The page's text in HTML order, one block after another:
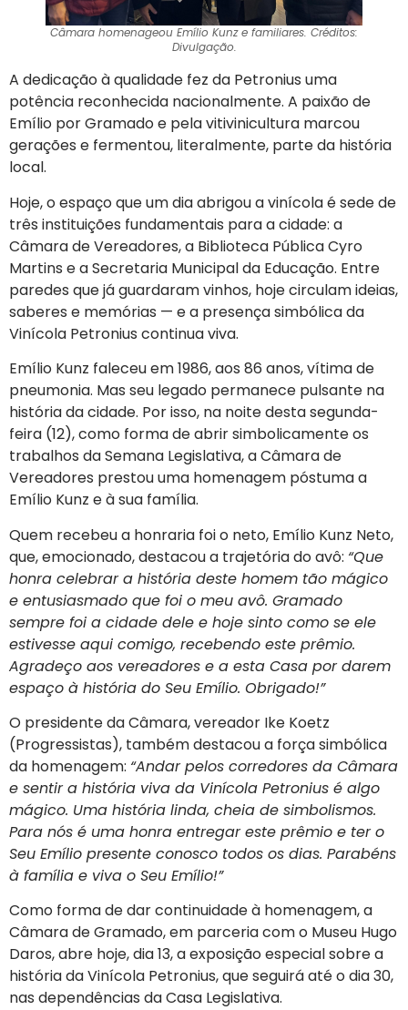
Câmara homenageou Emílio Kunz e familiares. Créditos:
Divulgação.
A dedicação à qualidade fez da Petronius uma
potência reconhecida nacionalmente. A paixão de
Emílio por Gramado e pela vitivinicultura marcou
gerações e fermentou, literalmente, parte da história
local.
Hoje, o espaço que um dia abrigou a vinícola é sede de
três instituições fundamentais para a cidade: a
Câmara de Vereadores, a Biblioteca Pública Cyro
Martins e a Secretaria Municipal da Educação. Entre
paredes que já guardaram vinhos, hoje circulam ideias,
saberes e memórias — e a presença simbólica da
Vinícola Petronius continua viva.
Emílio Kunz faleceu em 1986, aos 86 anos, vítima de
pneumonia. Mas seu legado permanece pulsante na
história da cidade. Por isso, na noite desta segunda-
feira (12), como forma de abrir simbolicamente os
trabalhos da Semana Legislativa, a Câmara de
Vereadores prestou uma homenagem póstuma a
Emílio Kunz e à sua família.
Quem recebeu a honraria foi o neto, Emílio Kunz Neto,
que, emocionado, destacou a trajetória do avô: “Que
honra celebrar a história deste homem tão mágico
e entusiasmado que foi o meu avô. Gramado
sempre foi a cidade dele e hoje sinto como se ele
estivesse aqui comigo, recebendo este prêmio.
Agradeço aos vereadores e a esta Casa por darem
espaço à história do Seu Emílio. Obrigado!”
O presidente da Câmara, vereador Ike Koetz
(Progressistas), também destacou a força simbólica
da homenagem: “Andar pelos corredores da Câmara
e sentir a história viva da Vinícola Petronius é algo
mágico. Uma história linda, cheia de simbolismos.
Para nós é uma honra entregar este prêmio e ter o
Seu Emílio presente conosco todos os dias. Parabéns
à família e viva o Seu Emílio!”
Como forma de dar continuidade à homenagem, a
Câmara de Gramado, em parceria com o Museu Hugo
Daros, abre hoje, dia 13, a exposição especial sobre a
história da Vinícola Petronius, que seguirá até o dia 30,
nas dependências da Casa Legislativa.